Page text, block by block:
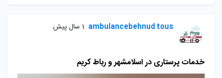
ambulancebehnud tous 1 سال پیش
خدمات پرستاری در اسلامشهر و رباط کریم